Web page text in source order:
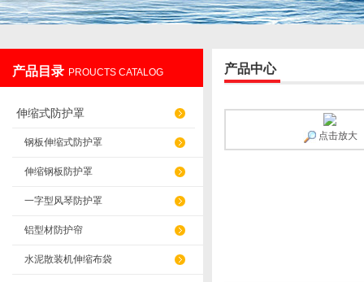
产品目录 PROUCTS CATALOG
伸缩式防护罩
钢板伸缩式防护罩
伸缩钢板防护罩
一字型风琴防护罩
铝型材防护帘
水泥散装机伸缩布袋
产品中心
点击放大